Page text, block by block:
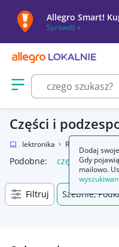
Allegro Smart!
Sprawdź »
Otwórz menu z kategoriami
Części i
Elektronika RTV i AGD
Podobne: części i
Filtruj Szebnie,
Dodaj
Gdy
mailowo.